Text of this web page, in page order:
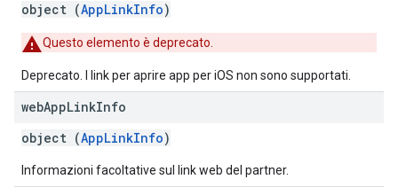
object (AppLinkInfo)
Questo elemento è deprecato.
Deprecato. I link per aprire app per iOS non sono supportati.
webAppLinkInfo
object (AppLinkInfo)
Informazioni facoltative sul link web del partner.